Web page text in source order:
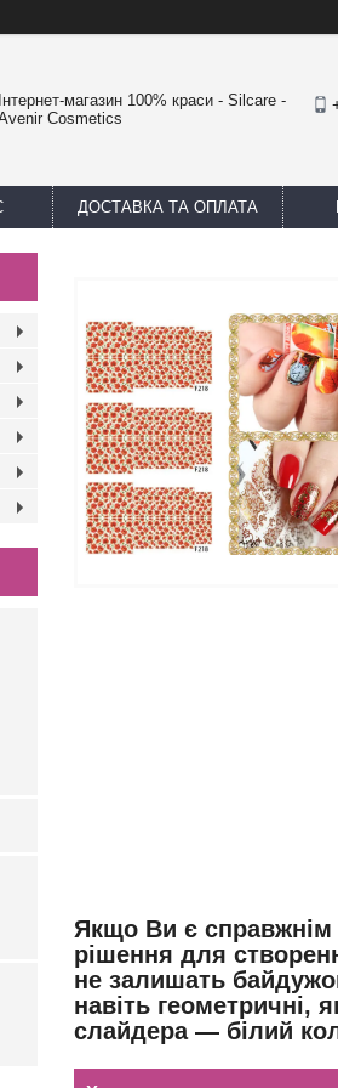
Інтернет-магазин 100% краси - Silcare -
Cosmetics
ДОСТАВКА ТА ОПЛАТА
Якщо Ви є справжнім
рішення для
не залишать
навіть геометричні,
слайдера — білий